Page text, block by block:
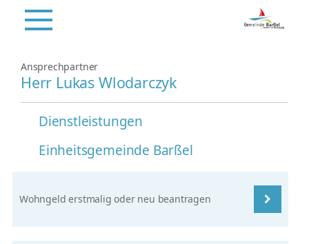
Ansprechpartner
Herr Lukas Wlodarczyk
Dienstleistungen
Einheitsgemeinde Barßel
Wohngeld erstmalig oder neu beantragen